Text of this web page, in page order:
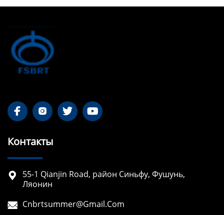
   
Контакты

55-1 Qianjin Road, район Синьфу, Фушунь,
Ляонин
 Cnbrtsummer@gmail.com